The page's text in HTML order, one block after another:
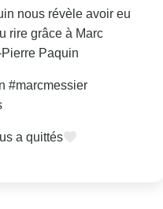
nous révèle avoir eu
rire grâce à Marc
Paquin
#marcmessier
a quittés